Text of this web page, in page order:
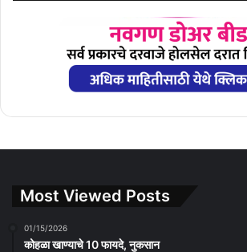
Most Viewed Posts
01/15/2026
कोहळा खाण्याचे 10 फायदे, नुकसान